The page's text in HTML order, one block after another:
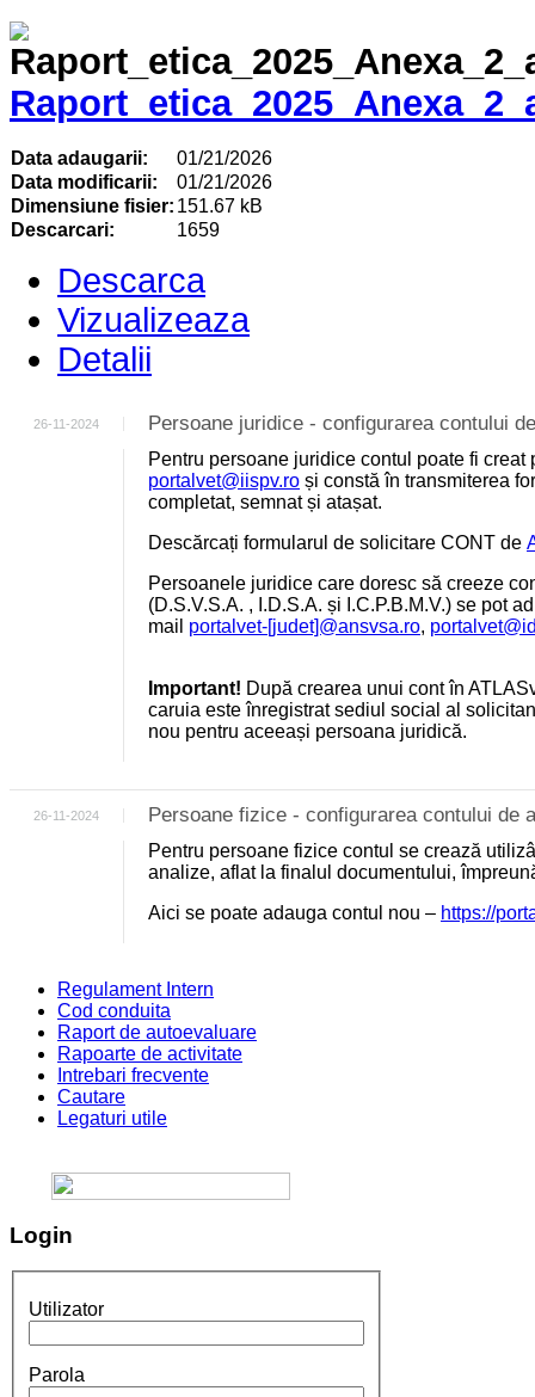
Data adaugarii:
01/21/2026
Data modificarii:
01/21/2026
Dimensiune fisier: 151.67 kB
Descarcari:
1659
Descarca
Vizualizeaza
Detalii
26-11-2024 Persoane juridice - configurarea contului
Pentru persoane juridice contul poate fi
portalvet@iispv.ro și constă în transmiterea
completat, semnat și atașat.
Descărcați formularul de solicitare CONT de
Persoanele juridice care doresc să creeze
(D.S.V.S.A. , I.D.S.A. și I.C.P.B.M.V.) se pot
mail portalvet-[judet]@ansvsa.ro,
Important! După crearea unui cont în
caruia este înregistrat sediul social al
nou pentru aceeași persoana juridică.
26-11-2024 Persoane fizice - configurarea contului de
Pentru persoane fizice contul se crează
analize, aflat la finalul documentului,
Aici se poate adauga contul nou – https://
Regulament Intern
Cod conduita
Raport de autoevaluare
Rapoarte de activitate
Intrebari frecvente
Cautare
Legaturi utile
Login
Utilizator
Parola